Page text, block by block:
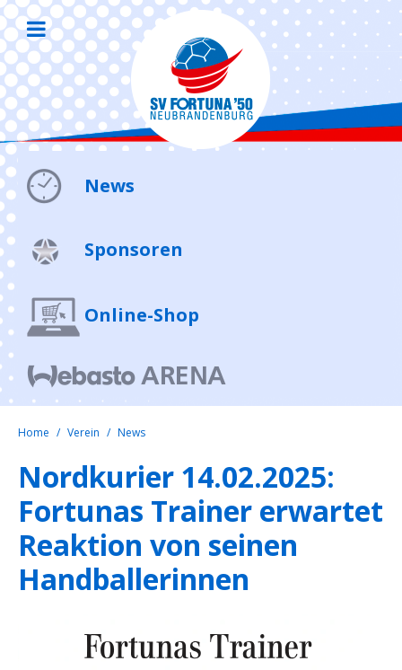
News
Sponsoren
Online-Shop
Home Verein News
Nordkurier 14.02.2025:
Fortunas Trainer erwartet
Reaktion von seinen
Handballerinnen